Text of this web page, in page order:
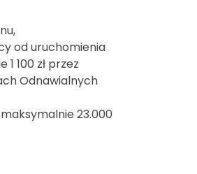
od uruchomienia
100 zł przez
Odnawialnych
23.000